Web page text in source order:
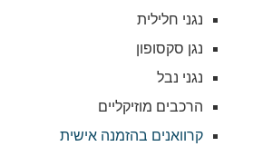
נגני חלילית
נגן סקסופון
נגני נבל
הרכבים מוזיקליים
קרוואנים בהזמנה אישית